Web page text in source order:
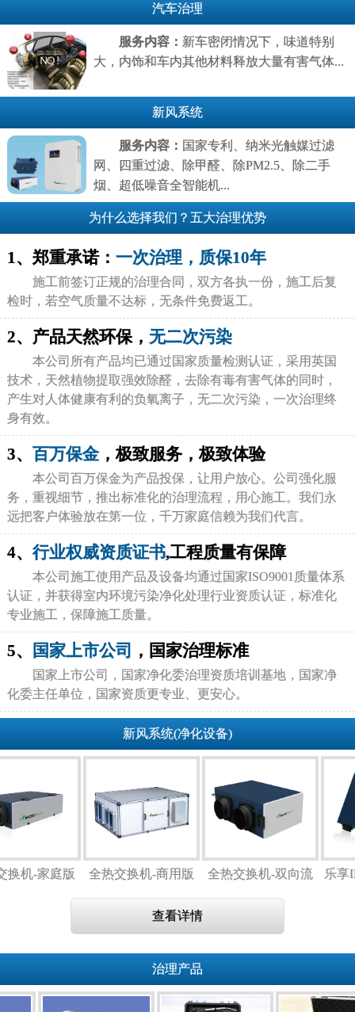
汽车治理
服务内容： 新车密闭情况下，味道特别
大，内饰和车内其他材料释放大量有害气体...
新风系统
服务内容： 国家专利、纳米光触媒过滤
网、四重过滤、除甲醛、除PM2.5、除二手
烟、超低噪音全智能机...
为什么选择我们？五大治理优势
1、郑重承诺： 一次治理，质保10年
施工前签订正规的治理合同，双方各执一份，施工后复
检时，若空气质量不达标，无条件免费返工。
2、产品天然环保， 无二次污染
本公司所有产品均已通过国家质量检测认证，采用英国
技术，天然植物提取强效除醛，去除有毒有害气体的同时，
产生对人体健康有利的负氧离子，无二次污染，一次治理终
身有效。
3、 百万保金，极致服务，极致体验
本公司百万保金为产品投保，让用户放心。公司强化服
务，重视细节，推出标准化的治理流程，用心施工。我们永
远把客户体验放在第一位，千万家庭信赖为我们代言。
4、行业权威资质证书,工程质量有保障
本公司施工使用产品及设备均通过国家ISO9001质量体系
认证，并获得室内环境污染净化处理行业资质认证，标准化
专业施工，保障施工质量。
5、 国家上市公司 ，国家治理标准
国家上市公司，国家净化委治理资质培训基地，国家净
化委主任单位，国家资质更专业、更安心。
新风系统(净化设备)
机-家庭版 全热交换机-商用版
全热交换机-双向流
乐享
查看详情
治理产品